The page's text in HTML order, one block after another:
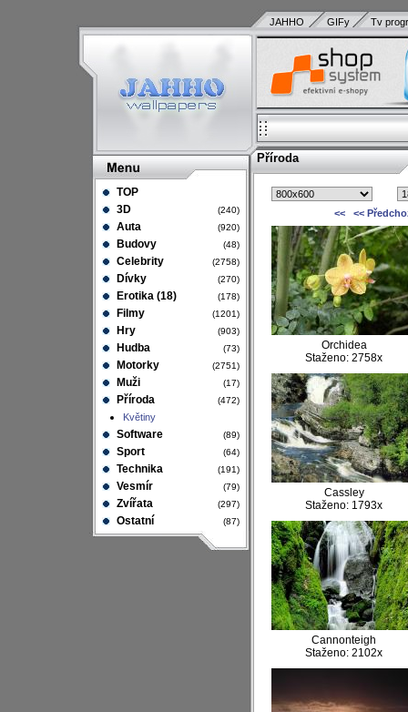
TOP
3D
(240)
Auta (920)
Budovy (48)
Celebrity (2758)
Dívky (270)
Erotika (18) (178)
Filmy (1201)
Hry (903)
Hudba (73)
Motorky (2751)
Muži (17)
Příroda (472)
Květiny
Software (89)
Sport (64)
Technika (191)
Vesmír (79)
Zvířata (297)
Ostatní (87)
JAHHO GIFy Tv
Příroda
<< <<
Orchidea
Staženo: 2758x
Cassley
Staženo: 1793x
Cannonteigh
Staženo: 2102x